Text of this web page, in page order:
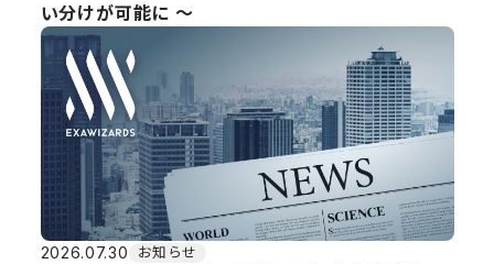
い分けが可能に ～
2026.07.30 お知らせ